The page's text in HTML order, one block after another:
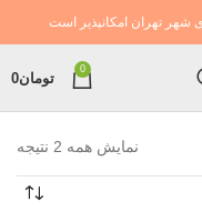
شهر تهران امکانپذیر است
0
تومان0
نمایش همه 2 نتیجه